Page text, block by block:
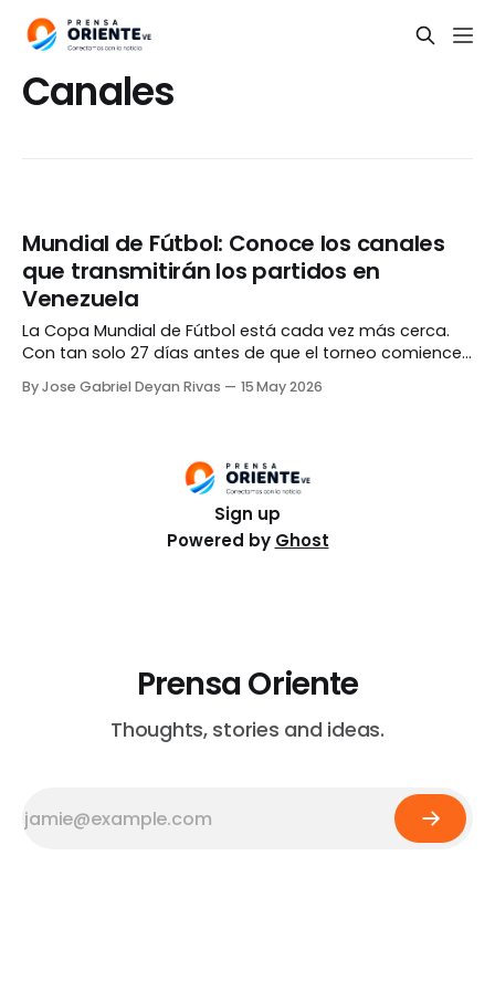
Canales
Mundial de Fútbol: Conoce los canales
que transmitirán los partidos en
Venezuela
La Copa Mundial de Fútbol está cada vez más cerca.
Con tan solo 27 días antes de que el torneo comience,
darle cobertura a la mayor competición de selecciones
By Jose Gabriel Deyan Rivas 15 May 2026
Sign up
Powered by Ghost
Prensa Oriente
Thoughts, stories and ideas.